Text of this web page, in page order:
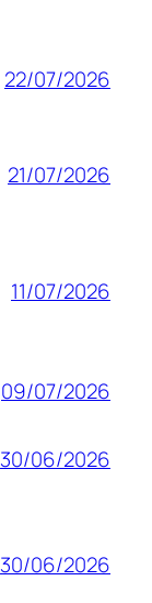
22/07/2026
21/07/2026
11/07/2026
09/07/2026
30/06/2026
30/06/2026